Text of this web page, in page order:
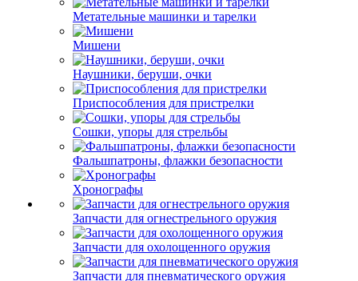
Метательные машинки и тарелки
Мишени
Наушники, беруши, очки
Приспособления для пристрелки
Сошки, упоры для стрельбы
Фальшпатроны, флажки безопасности
Хронографы
Запчасти для огнестрельного оружия
Запчасти для охолощенного оружия
Запчасти для пневматического оружия